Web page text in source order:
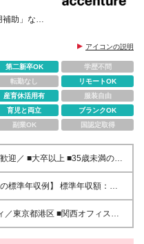
助」など
アイコンの説明
第二新卒OK
学歴不問
転勤なし
リモートOK
産育休活用有
服装自由
育児と両立
ブランクOK
副業OK 国認定取得
迎／ ■大卒以上 ■35歳未満の方
めの例外事由 3号のイ） 第二
などのブランクを経て再度キャ
ジを支援しています。 ※英語
ります。（語学力は必須ではあ
標準年収例】 標準年収額：
人業績賞与および各種手当を含
額基本給：4,800,000円、月額
／東京都港区 ■関西オフィス／
クセンチュア・イノベーション
道札幌市 ■アクセンチュア・ア